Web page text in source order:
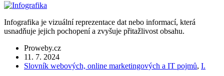
Infografika je vizuální reprezentace dat nebo informací, která
usnadňuje jejich pochopení a zvyšuje přitažlivost obsahu.
Proweby.cz
11. 7. 2024
Slovník webových, online marketingových a IT pojmů, I.